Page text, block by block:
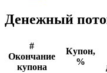
Денежный
#
Окончание
купона
Купон,
%